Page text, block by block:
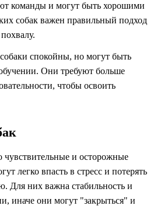
команды и могут быть хорошими
собак важен правильный подход
спокойны, но могут быть
Они требуют больше
чтобы освоить
чувствительные и осторожные
легко впасть в стресс и потерять
Для них важна стабильность и
иначе они могут "закрыться" и